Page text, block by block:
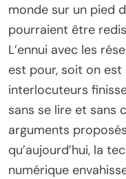
monde sur un pied
pourraient être
L’ennui avec les
est pour, soit on
interlocuteurs
sans se lire et sans
arguments
qu’aujourd’hui, la
numérique